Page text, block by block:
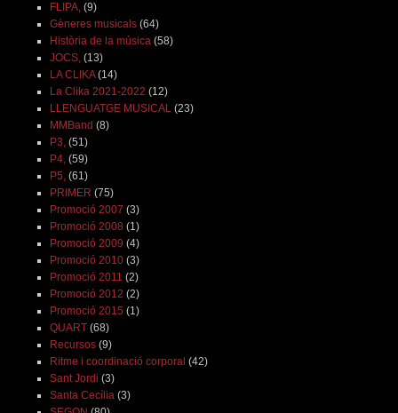
FLIPA,(9)
Gèneres musicals(64)
Història de la música(58)
JOCS,(13)
LA CLIKA(14)
La Clika 2021-2022 (12)
LLENGUATGE MUSICAL(23)
MMBand (8)
P3,(51)
P4,(59)
P5,(61)
PRIMER (75)
Promoció 2007 (3)
Promoció 2008 (1)
Promoció 2009 (4)
Promoció 2010(3)
Promoció 2011 (2)
Promoció 2012 (2)
Promoció 2015 (1)
QUART(68)
Recursos(9)
Ritme i coordinació corporal (42)
Sant Jordi (3)
Santa Cecília(3)